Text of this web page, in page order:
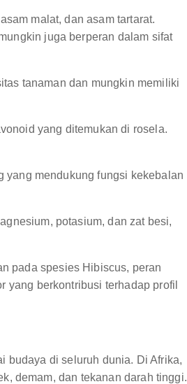
malat, dan asam tartarat.
juga berperan dalam sifat
tanaman dan mungkin memiliki
yang ditemukan di rosela.
yang mendukung fungsi kekebalan
potasium, dan zat besi,
pada spesies Hibiscus, peran
yang berkontribusi terhadap profil
budaya di seluruh dunia. Di Afrika,
demam, dan tekanan darah tinggi.